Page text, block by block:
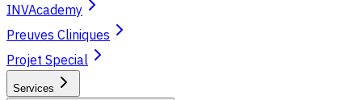
INVAcademy
Preuves Cliniques
Projet Special
Services